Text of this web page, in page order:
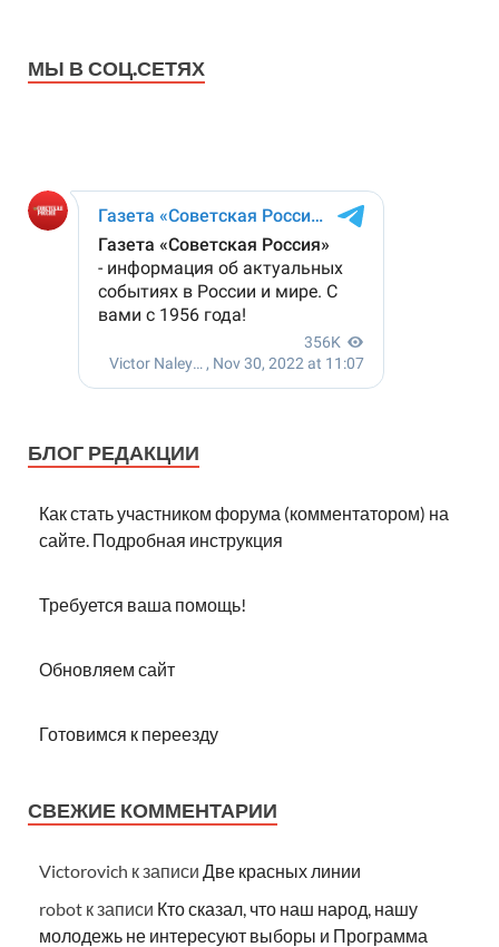
МЫ В СОЦ.СЕТЯХ
БЛОГ РЕДАКЦИИ
Как стать участником форума (комментатором) на
сайте. Подробная инструкция
Требуется ваша помощь!
Обновляем сайт
Готовимся к переезду
СВЕЖИЕ КОММЕНТАРИИ
Victorovich к записи Две красных линии
robot к записи Кто сказал, что наш народ, нашу
молодежь не интересуют выборы и Программа